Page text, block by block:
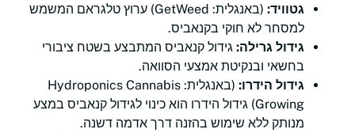
גטוויד:
(באנגלית: GetWeed) ערוץ טלגראם המשמש
למסחר לא חוקי בקנאביס.
גידול גרילה: גידול קנאביס המתבצע בשטח ציבורי
בחשאי ובנקיטת אמצעי הסוואה.
גידול הידרו:
(באנגלית: Hydroponics Cannabis
Growing) גידול הידרו הוא כינוי לגידול קנאביס במצע
מנותק ללא שימוש בהזנה דרך אדמה דשנה.